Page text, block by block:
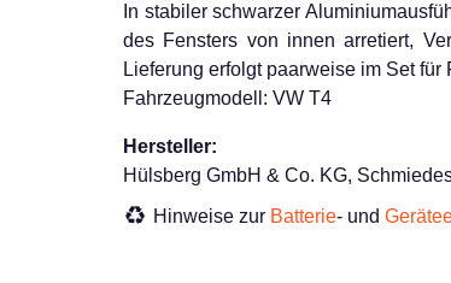
In stabiler schwarzer
des Fensters von innen arretiert,
Lieferung erfolgt paarweise im Set für
Fahrzeugmodell: VW T4
Hersteller:
Hülsberg GmbH & Co. KG,
Hinweise zur Batterie- und